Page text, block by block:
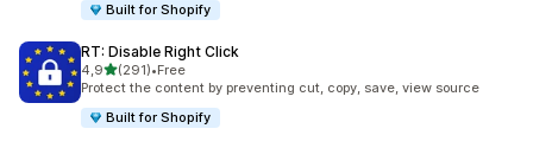
Built for Shopify
RT: Disable Right Click
4,9/ 5 tähteä
(291)
291 arvostelua yhteensä
•Free
Protect the content by preventing cut, copy, save, view source
Built for Shopify